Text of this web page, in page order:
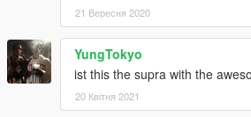
21 Вересня 2020
YungTokyo
ist this the supra with the
20 Квітня 2021